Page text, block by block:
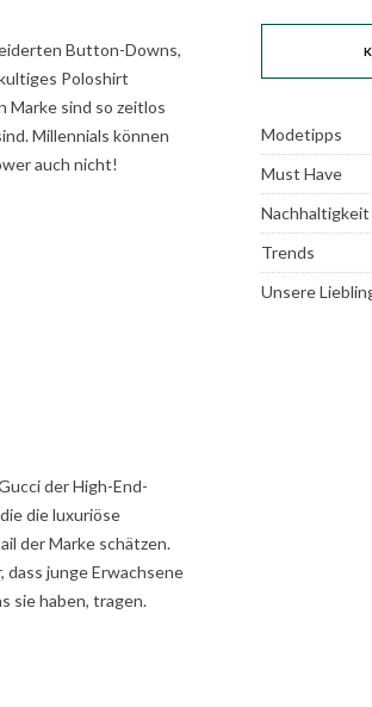
Button-Downs,
Poloshirt
Marke sind so zeitlos
Millennials können
auch nicht!
der High-End-
die luxuriöse
der Marke schätzen.
dass junge Erwachsene
sie haben, tragen.
Modetipps
Must Have
Nachhaltigkeit
Trends
Unsere